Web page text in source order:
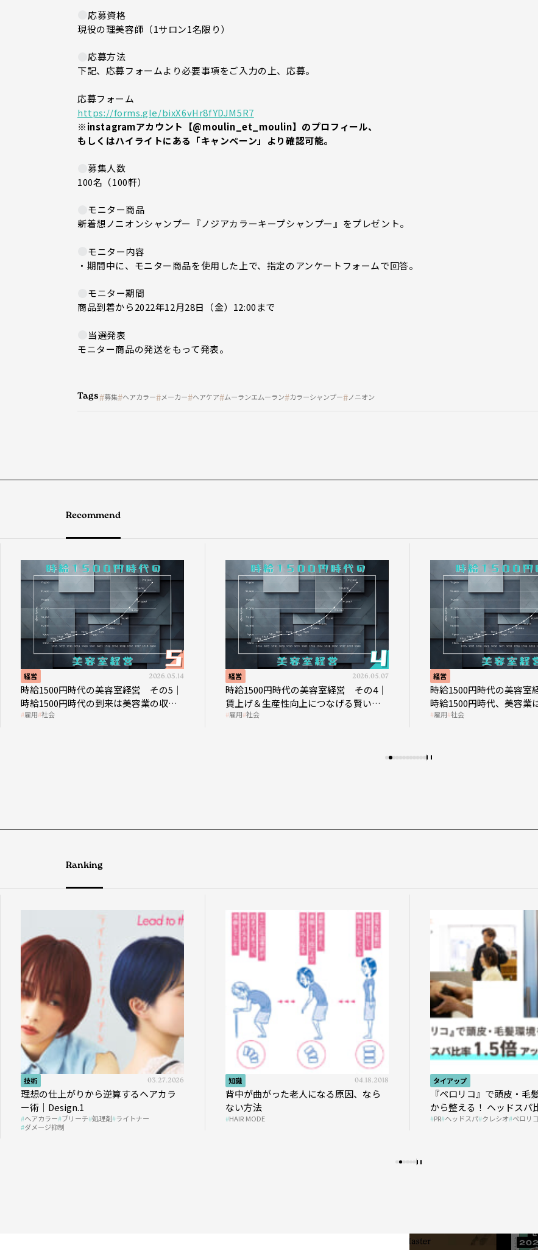
応募資格
現役の理美容師（1サロン1名限り）
応募方法
下記、応募フォームより必要事項をご入力の上、応募。
応募フォーム
https://forms.gle/bixX6vHr8fYDJM5R7
※instagramアカウント【@moulin_et_moulin】のプロフィール、
もしくはハイライトにある「キャンペーン」より確認可能。
募集人数
100名（100軒）
モニター商品
新着想ノニオンシャンプー『ノジアカラーキープシャンプー』をプレゼント。
モニター内容
・期間中に、モニター商品を使用した上で、指定のアンケートフォームで回答。
モニター期間
商品到着から2022年12月28日（金）12:00まで
当選発表
モニター商品の発送をもって発表。
Tags 募集 ヘアカラー メーカー ヘアケア ムーランエムーラン カラーシャンプー ノニオン
Recommend
の美容室経営 その5｜
の到来は美容業の収益
経営
時給1500円時代の美容室経営 その4｜
賃上げ＆生産性向上につなげる賢い助
経営
時給1500円時代の美容室経営 その3｜
時給1500円時代、美容業はどのような
影響を受けるのか？
Ranking
上がりから逆算するヘアカラ
ブリーチ 処理剤 ライトナー
知識
背中が曲がった老人になる原因、なら
タイアップ
『ペロリコ』で頭皮・毛髪環境を土台
から整える！ ヘッドスパ比率1.5倍アッ
プの秘策を大公開
クレシオ ペロリコ